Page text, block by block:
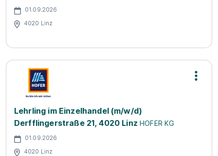
01.09.2026
4020 Linz
Lehrling im Einzelhandel (m/w/d)
Derfflingerstraße 21, 4020 Linz HOFER KG
01.09.2026
4020 Linz